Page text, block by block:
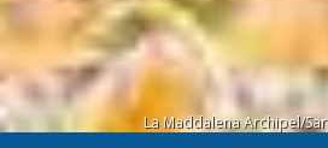
La Maddalena Archipel/